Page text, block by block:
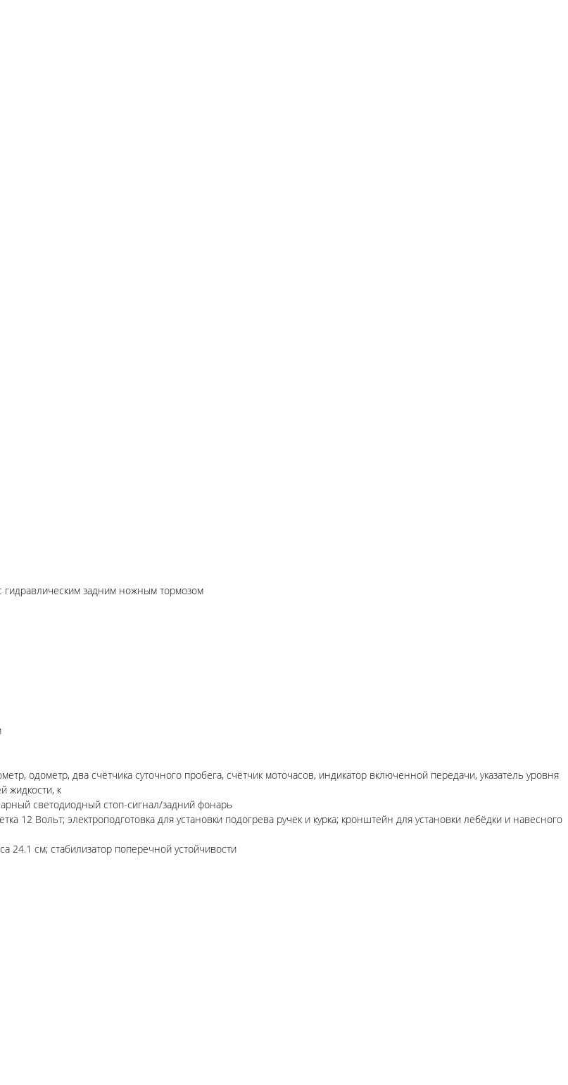
гидравлическим задним ножным тормозом
одометр, два счётчика суточного пробега, счётчик моточасов, индикатор включенной передачи, указатель уровня
жидкости, к
светодиодный стоп-сигнал/задний фонарь
12 Вольт; электроподготовка для установки подогрева ручек и курка; кронштейн для установки лебёдки и навесного
см; стабилизатор поперечной устойчивости